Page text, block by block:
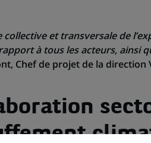
collective et transversale de
à tous les acteurs, ainsi
Chef de projet de la